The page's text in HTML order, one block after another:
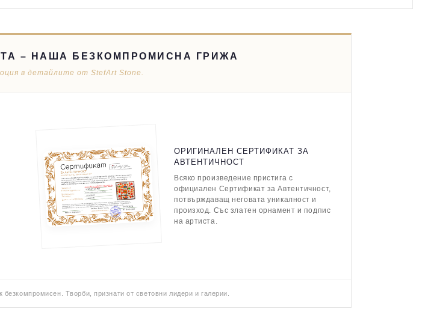
– НАША БЕЗКОМПРОМИСНА ГРИЖА
в детайлите от StefArt Stone.
ОРИГИНАЛЕН СЕРТИФИКАТ ЗА
АВТЕНТИЧНОСТ
Всяко произведение пристига с
официален Сертификат за Автентичност,
потвърждаващ неговата уникалност и
произход. Със златен орнамент и подпис
на артиста.
Творби, признати от световни лидери и галерии.